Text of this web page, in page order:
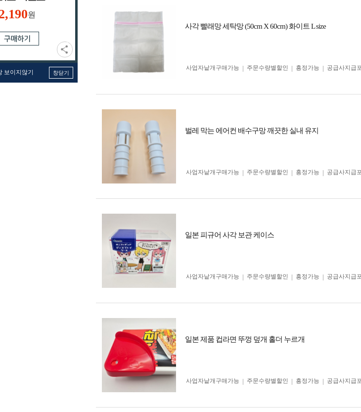
원
보이지않기 창닫기
사각 빨래망 세탁망 (50cm X 60cm) 화이트 L size
사업자 낱개구매가능
주문수량별할인 흥정가능 공급사지급
벌레 막는 에어컨 배수구망 깨끗한 실내 유지
사업자 낱개구매가능
주문수량별할인 흥정가능 공급사지급
일본 피규어 사각 보관 케이스
사업자 낱개구매가능
주문수량별할인 흥정가능 공급사지급
일본 제품 컵라면 뚜껑 덮개 홀더 누르개
사업자 낱개구매가능
주문수량별할인 흥정가능 공급사지급